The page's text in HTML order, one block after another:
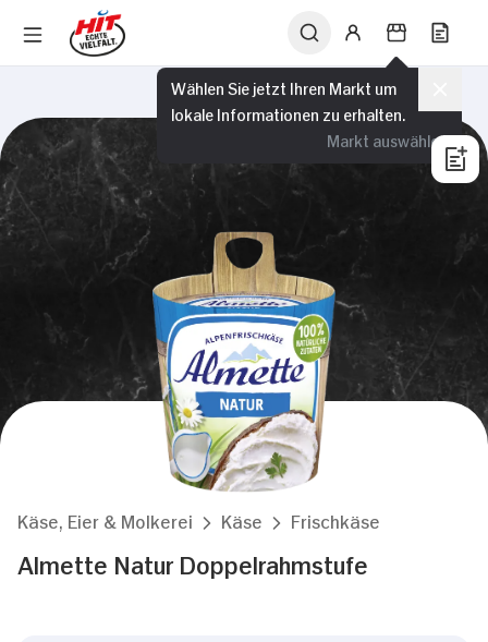
Wählen Sie jetzt Ihren Markt um
lokale Informationen zu erhalten.
Markt auswählen
Käse, Eier & Molkerei Käse Frischkäse
Almette Natur Doppelrahmstufe